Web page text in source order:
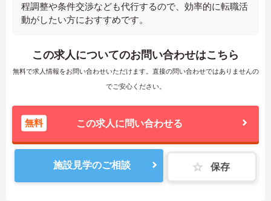
程調整や条件交渉なども代行するので、効率的に転職活
動がしたい方におすすめです。
この求人についてのお問い合わせはこちら
無料で求人情報をお問い合わせいただけます。直接の問い合わせではありませんの
でご安心ください。
無料 この求人に問い合わせる
施設見学のご相談 保存